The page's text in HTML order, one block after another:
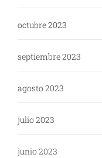
octubre 2023
septiembre 2023
agosto 2023
julio 2023
junio 2023